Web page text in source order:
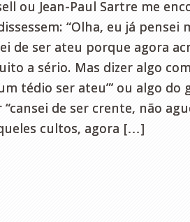
ou Jean-Paul Sartre me
“Olha, eu já
de ser ateu porque agora
a sério. Mas dizer algo
um tédio ser ateu”’ ou algo
de ser crente, não
cultos, agora […]